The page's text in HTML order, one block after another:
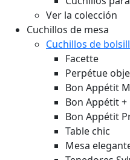
Cuchillos de mesa
Cuchillos de bolsillo
Facette
Perpétue
Bon Appétit
Bon Appétit +
Bon Appétit
Table chic
Mesa
Tenedores